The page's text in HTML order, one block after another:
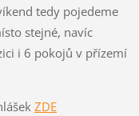
tedy pojedeme
stejné, navíc
i 6 pokojů v přízemí
ZDE